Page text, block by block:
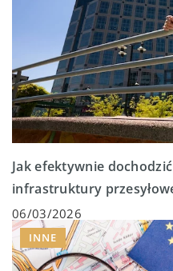
Jak efektywnie
infrastruktury
06/03/2026
INNE